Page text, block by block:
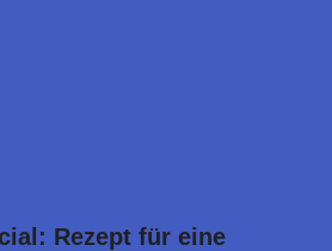
Rezept für eine